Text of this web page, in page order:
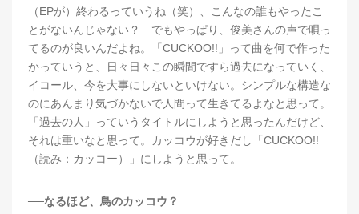
（EPが）終わるっていうね（笑）、こんなの誰もやったこ
とがないんじゃない？ でもやっぱり、俊美さんの声で唄っ
てるのが良いんだよね。「CUCKOO!!」って曲を何で作った
かっていうと、日々日々この瞬間ですら過去になっていく、
イコール、今を大事にしないといけない。シンプルな構造な
のにあんまり気づかないで人間って生きてるよなと思って。
「過去の人」っていうタイトルにしようと思ったんだけど、
それは重いなと思って。カッコウが好きだし「CUCKOO!!
（読み：カッコー）」にしようと思って。
──なるほど、鳥のカッコウ？